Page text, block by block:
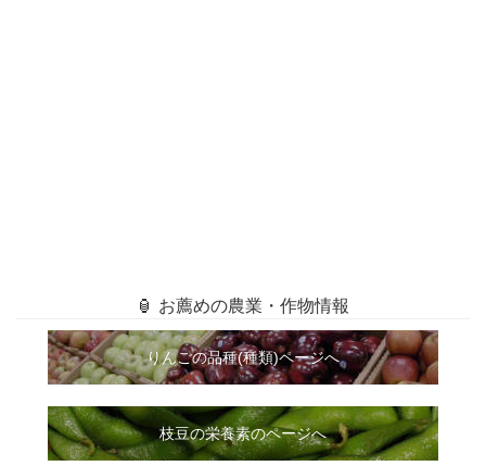
🏮 お薦めの農業・作物情報
りんごの品種(種類)ページへ
枝豆の栄養素のページへ